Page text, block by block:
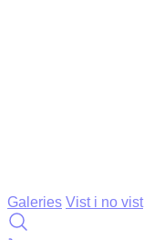
Galeries Vist i no vist